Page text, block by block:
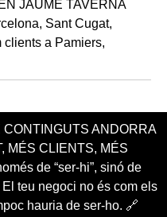
ANDORRA
MÉS CLIENTS, MÉS
de “ser-hi”, sinó de
teu negoci no és com els
hauria de ser-ho. 🔗